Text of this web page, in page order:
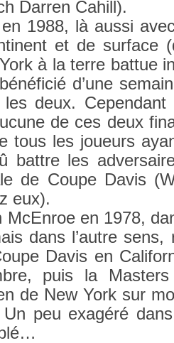
Darr­en Cahill).
1988, là aussi
et de sur­face
à la terre bat­tue
d’une
deux.
de ces deux
tous les joueurs
battre les
de Coupe Davis
eux).
McEn­roe en 1978,
dans l’autre sens,
Davis en
puis la
de New York sur
peu exagéré